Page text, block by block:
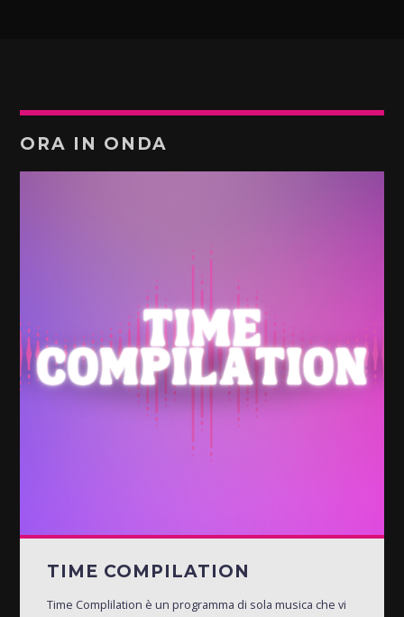
ORA IN ONDA
TIME COMPILATION
Time Complilation è un programma di sola musica che vi